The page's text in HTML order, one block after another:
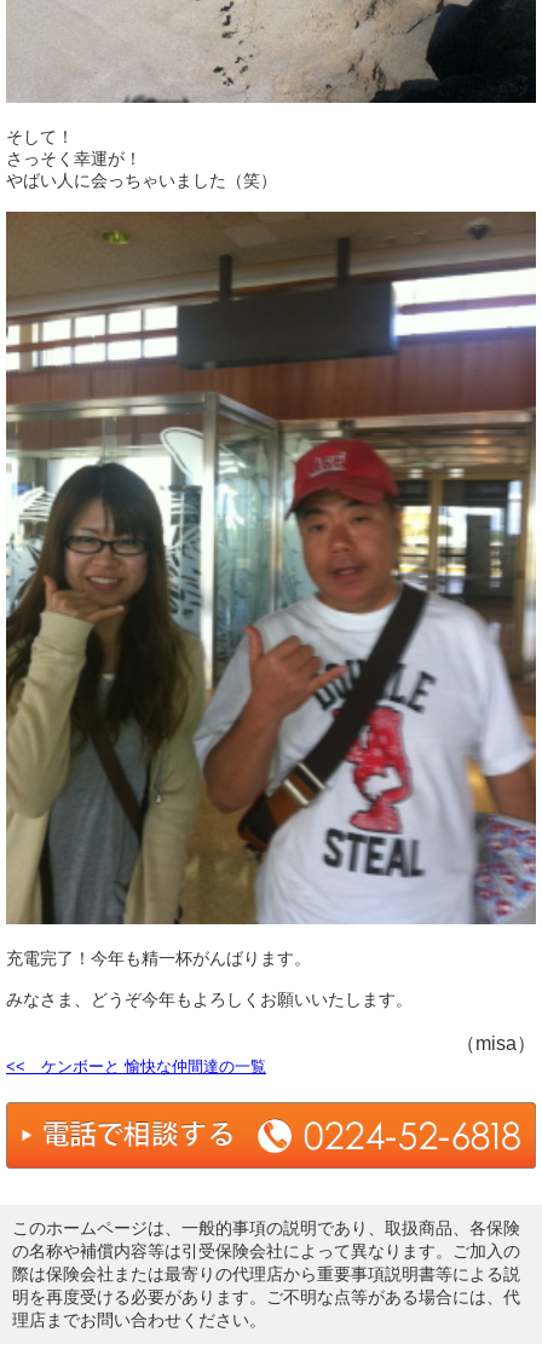
そして！
さっそく幸運が！
やばい人に会っちゃいました（笑）
充電完了！今年も精一杯がんばります。
みなさま、どうぞ今年もよろしくお願いいたします。
（misa）
<< ケンボーと 愉快な仲間達の一覧
このホームページは、一般的事項の説明であり、取扱商品、各保険
の名称や補償内容等は引受保険会社によって異なります。ご加入の
際は保険会社または最寄りの代理店から重要事項説明書等による説
明を再度受ける必要があります。ご不明な点等がある場合には、代
理店までお問い合わせください。